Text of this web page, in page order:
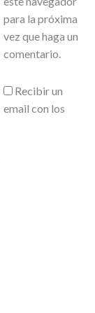
para la próxima
vez que haga un
comentario.
Recibir un
email con los